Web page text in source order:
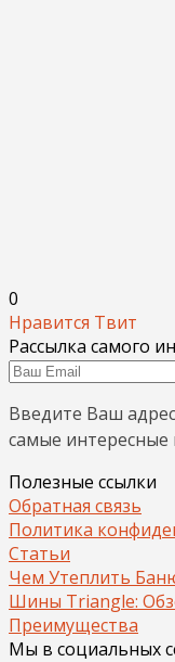
0
Нравится Твит
Рассылка самого
Введите Ваш
самые интересные
Полезные ссылки
Обратная связь
Политика
Статьи
Чем Утеплить
Шины Triangle:
Преимущества
Мы в социальных